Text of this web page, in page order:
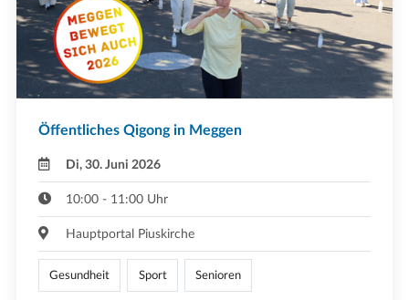
Öffentliches Qigong in Meggen
Di, 30. Juni 2026
10:00 - 11:00 Uhr
Hauptportal Piuskirche
Gesundheit Sport Senioren